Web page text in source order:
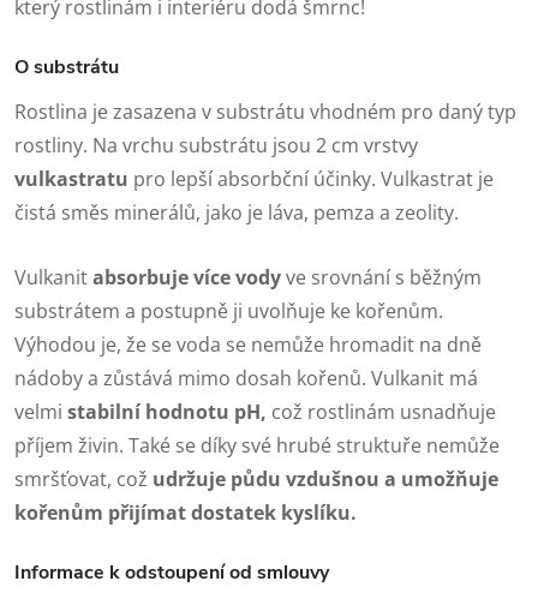
který rostlinám i interiéru dodá šmrnc!
O substrátu
Rostlina je zasazena v substrátu vhodném pro daný typ
rostliny. Na vrchu substrátu jsou 2 cm vrstvy
vulkastratu pro lepší absorbční účinky. Vulkastrat je
čistá směs minerálů, jako je láva, pemza a zeolity.
Vulkanitabsorbuje více vodyve srovnání s běžným
substrátem a postupně ji uvolňuje ke kořenům.
Výhodou je, že se voda se nemůže hromadit na dně
nádoby a zůstává mimo dosah kořenů. Vulkanit má
velmi stabilní hodnotu pH, což rostlinám usnadňuje
příjem živin. Také se díky své hrubé struktuře nemůže
smršťovat, což udržuje půdu vzdušnou a umožňuje
kořenům přijímat dostatek kyslíku.
Informace k odstoupení od smlouvy